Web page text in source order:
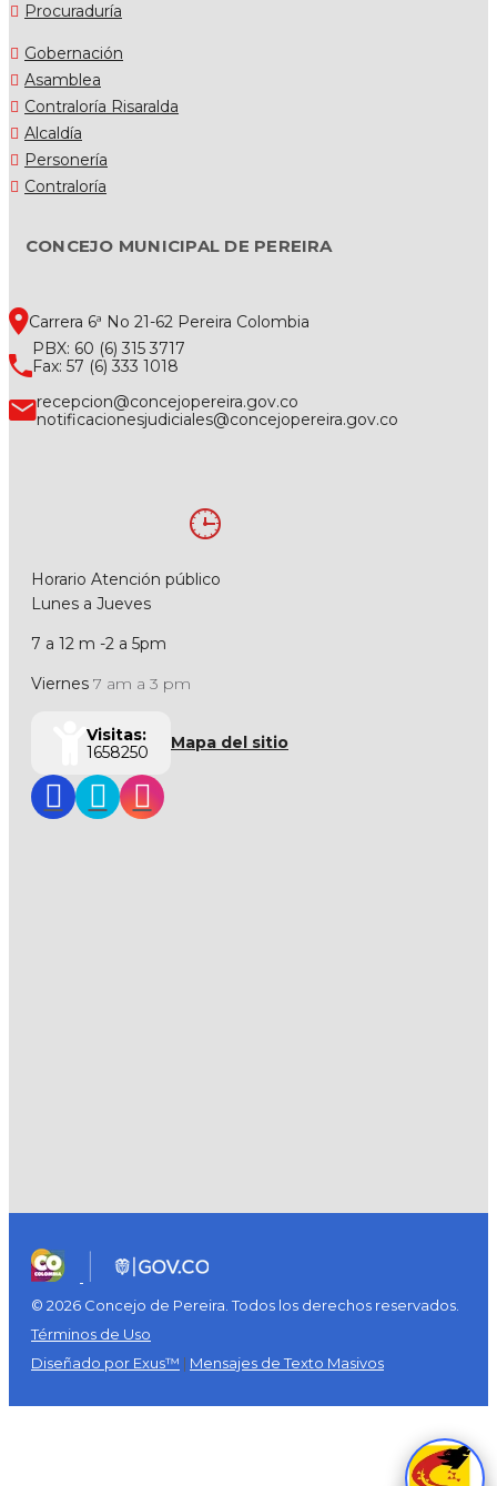
Procuraduría
Gobernación
Asamblea
Contraloría Risaralda
Alcaldía
Personería
Contraloría
CONCEJO MUNICIPAL DE PEREIRA
Carrera 6ª No 21-62 Pereira Colombia
PBX: 60 (6) 315 3717
Fax: 57 (6) 333 1018
recepcion@concejopereira.gov.co
notificacionesjudiciales@concejopereira.gov.co
Horario Atención público
Lunes a Jueves
7 a 12 m -2 a 5pm
Viernes 7 am a 3 pm
Visitas:
1658250
Mapa del sitio
© 2026 Concejo de Pereira. Todos los derechos reservados.
Términos de Uso
Diseñado por Exus™ | Mensajes de Texto Masivos